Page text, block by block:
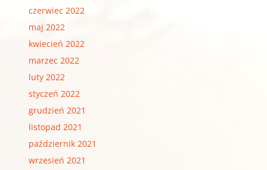
czerwiec 2022
maj 2022
kwiecień 2022
marzec 2022
luty 2022
styczeń 2022
grudzień 2021
listopad 2021
październik 2021
wrzesień 2021